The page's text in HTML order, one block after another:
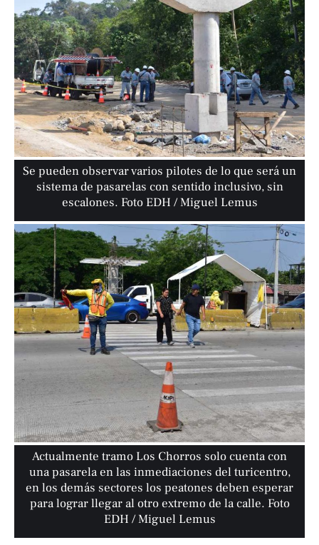
Se pueden observar varios pilotes de lo que será un
sistema de pasarelas con sentido inclusivo, sin
escalones. Foto EDH / Miguel Lemus
Actualmente tramo Los Chorros solo cuenta con
una pasarela en las inmediaciones del turicentro,
en los demás sectores los peatones deben esperar
para lograr llegar al otro extremo de la calle. Foto
EDH / Miguel Lemus